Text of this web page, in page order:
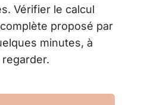
Vérifier le calcul
proposé par
minutes, à